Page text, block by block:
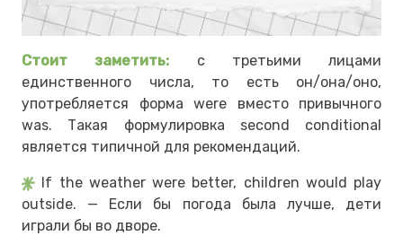
Стоит заметить: с третьими лицами
единственного числа, то есть он/она/оно,
употребляется форма were вместо привычного
was. Такая формулировка second conditional
является типичной для рекомендаций.
If the weather were better, children would play
outside. — Если бы погода была лучше, дети
играли бы во дворе.